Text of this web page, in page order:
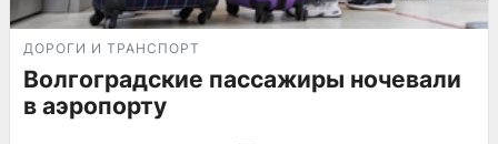
ДОРОГИ И ТРАНСПОРТ
Волгоградские пассажиры ночевали
в аэропорту